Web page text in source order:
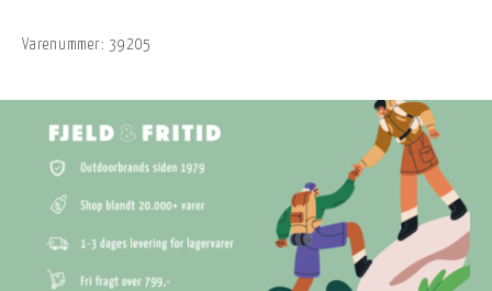
Varenummer: 39205